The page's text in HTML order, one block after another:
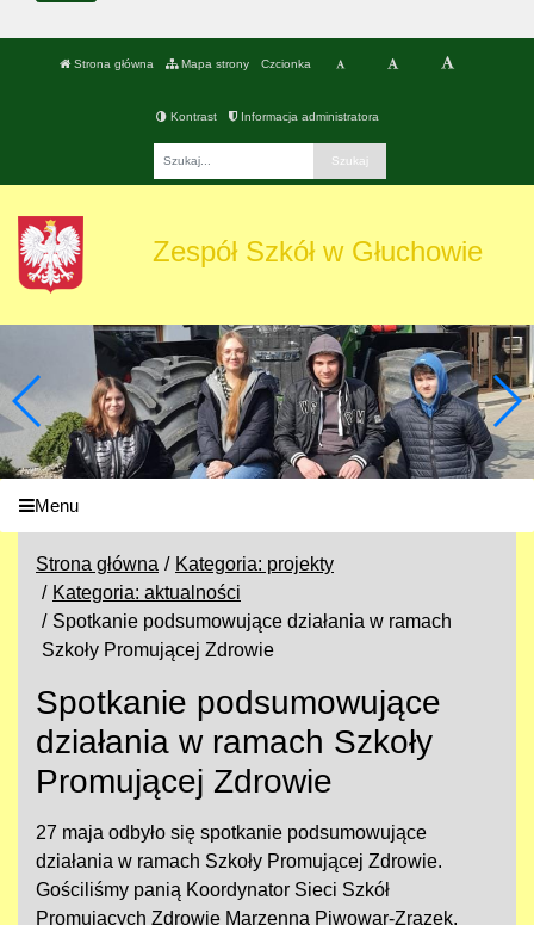
Strona główna Mapa strony Czcionka
Kontrast Informacja administratora
Zespół Szkół w Głuchowie
Menu
Strona główna
Kategoria: projekty
Kategoria: aktualności
Spotkanie podsumowujące działania w ramach
Szkoły Promującej Zdrowie
Spotkanie podsumowujące
działania w ramach Szkoły
Promującej Zdrowie
27 maja odbyło się spotkanie podsumowujące
działania w ramach Szkoły Promującej Zdrowie.
Gościliśmy panią Koordynator Sieci Szkół
Promujących Zdrowie Marzenna Piwowar-Zrazek.